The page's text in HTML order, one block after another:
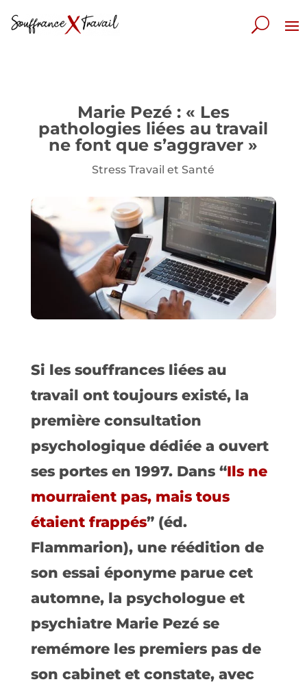
Marie Pezé : « Les
pathologies liées au travail
ne font que s’aggraver »
Stress Travail et Santé
Si les souffrances liées au
travail ont toujours existé, la
première consultation
psychologique dédiée a ouvert
ses portes en 1997. Dans “Ils ne
mourraient pas, mais tous
étaient frappés” (éd.
Flammarion), une réédition de
son essai éponyme parue cet
automne, la psychologue et
psychiatre Marie Pezé se
remémore les premiers pas de
son cabinet et constate, avec